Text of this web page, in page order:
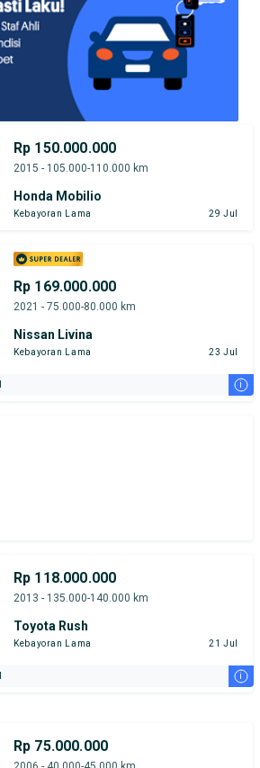
Rp 150.000.000
2015 - 105.000-110.000 km
Honda Mobilio
Kebayoran Lama 29 Jul
Rp 169.000.000
2021 - 75.000-80.000 km
Nissan Livina
Kebayoran Lama 23 Jul
i
Rp 118.000.000
2013 - 135.000-140.000 km
Toyota Rush
Kebayoran Lama 21 Jul
i
Rp 75.000.000